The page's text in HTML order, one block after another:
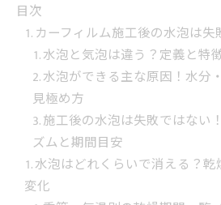
目次
カーフィルム施工後の水泡は失
水泡と気泡は違う？定義と特
水泡ができる主な原因！水分
見極め方
施工後の水泡は失敗ではない
ズムと期間目安
水泡はどれくらいで消える？
変化